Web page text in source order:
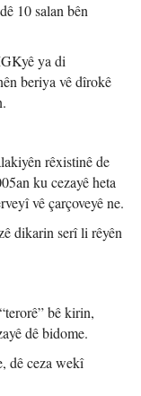
10 salan bên
ya di
beriya vê dîrokê
rêxistinê de
ku cezayê heta
vê çarçoveyê ne.
dikarin serî li rêyên
bê kirin,
dê bidome.
dê ceza wekî